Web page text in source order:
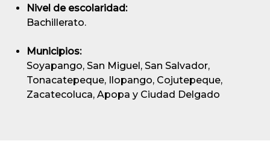
Nivel de escolaridad:
Bachillerato.
Municipios:
Soyapango, San Miguel, San Salvador,
Tonacatepeque, Ilopango, Cojutepeque,
Zacatecoluca, Apopa y Ciudad Delgado